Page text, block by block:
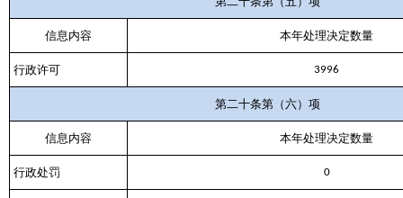
信息内容 本年处理决定数量
行政许可 3996
第二十条第（六）项
信息内容 本年处理决定数量
行政处罚 0